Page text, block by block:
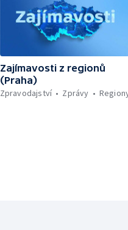
Zajímavosti z regionů
(Praha)
Zpravodajství
Zprávy